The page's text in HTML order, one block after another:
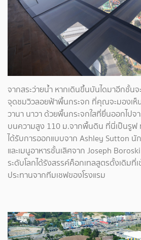
จากสระว่ายน้ำ หากเดินขึ้นบันไดมาอีกชั้น
จุดชมวิวลอยฟ้าพื้นกระจก ที่คุณจะมองเห็
วานา นาวา ด้วยพื้นกระจกใสที่ยื่นออกไปจ
บนความสูง 110 ม.จากพื้นดิน ที่นี่เป็นรูฟ
ได้รับการออกแบบจาก Ashley Sutton
และเมนูอาหารชั้นเลิศจาก Joseph
ระดับโลกได้รังสรรค์ค็อกเทลสูตรดั้งเดิมที่
ประทานจากทีมเชฟของโรงแรม